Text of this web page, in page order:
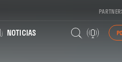
NOTICIAS